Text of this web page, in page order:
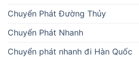
Chuyển Phát Đường Thủy
Chuyển Phát Nhanh
Chuyển phát nhanh đi Hàn Quốc